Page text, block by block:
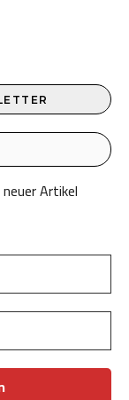
Artikel